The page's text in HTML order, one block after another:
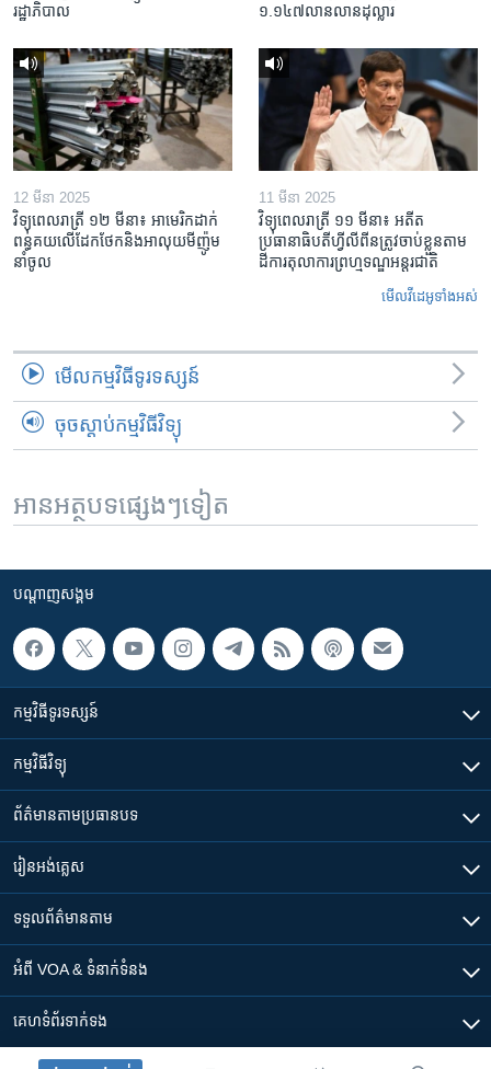
រដ្ឋាភិបាល
១.១៤៧​លានលាន​ដុល្លារ
12 មីនា 2025
វិទ្យុពេលរាត្រី ១២ មីនា៖ អាមេរិក​ដាក់​
ពន្ធគយ​លើ​ដែកថែក​និង​អាលុយ​មីញ៉ូម​
នាំចូល
11 មីនា 2025
វិទ្យុពេលរាត្រី ១១ មីនា៖ អតីត​
ប្រធានាធិបតីហ្វីលីពីន​ត្រូវ​ចាប់ខ្លួនតាម
ដីការ​តុលាការ​ព្រហ្មទណ្ឌ​អន្តរជាតិ
មើល​វីដេអូ​ទាំង​អស់
មើល​កម្មវិធី​ទូរទស្សន៍
ចុចស្តាប់កម្មវិធីវិទ្យុ
អានអត្ថបទផ្សេងៗទៀត
បណ្តាញ​សង្គម
កម្មវិធី​ទូរទស្សន៍
កម្មវិធី​វិទ្យុ
ព័ត៌មាន​តាមប្រធានបទ​
រៀន​​អង់គ្លេស
ទទួល​ព័ត៌មាន​តាម
អំពី​ VOA & ទំនាក់ទំនង
គេហទំព័រ​​ទាក់ទង